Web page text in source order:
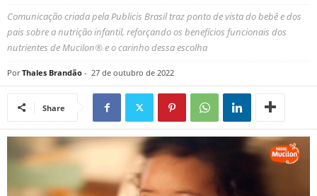
Comunicação criada pela Publicis Brasil traz ponto de vista do bebê e dos
pais sobre a nutrição infantil, reforçando os benefícios funcionais dos
nutrientes de Mucilon® e o carinho dessa escolha
Por Thales Brandão - 27 de outubro de 2022
Share